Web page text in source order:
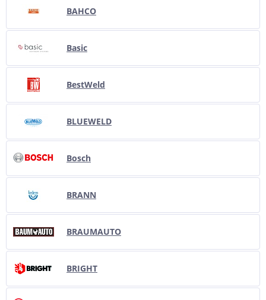
BAHCO
Basic
BestWeld
BLUEWELD
Bosch
BRANN
BRAUMAUTO
BRIGHT